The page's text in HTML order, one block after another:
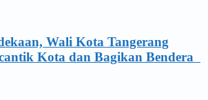
Wali Kota Tangerang
Kota dan Bagikan Bendera